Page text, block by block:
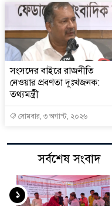
সংসদের বাইরে রাজনীতি
নেওয়ার প্রবণতা দুঃখজনক:
তথ্যমন্ত্রী
সোমবার, ৩ অগাস্ট, ২০২৬
সর্বশেষ সংবাদ
১